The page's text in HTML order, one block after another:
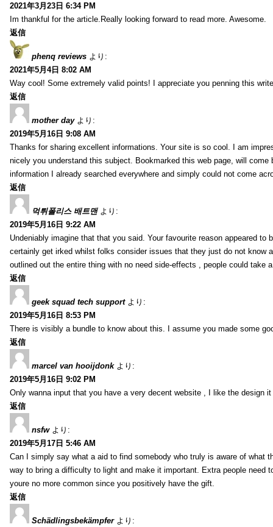
2021年3月23日 6:34 PM
Im thankful for the article.Really looking forward to read more. Awesome.
返信
phenq reviews より:
2021年5月4日 8:02 AM
Way cool! Some extremely valid points! I appreciate you penning this
返信
mother day より:
2019年5月16日 9:08 AM
Thanks for sharing excellent informations. Your site is so cool. I am
nicely you understand this subject. Bookmarked this web page, will
information I already searched everywhere and simply could not come
返信
먹튀폴리스 배트맨 より:
2019年5月16日 9:22 AM
Undeniably imagine that that you said. Your favourite reason appeared
certainly get irked whilst folks consider issues that they just do not know
outlined out the entire thing with no need side-effects , people could take
返信
geek squad tech support より:
2019年5月16日 8:53 PM
There is visibly a bundle to know about this. I assume you made some
返信
marcel van hooijdonk より:
2019年5月16日 9:02 PM
Only wanna input that you have a very decent website , I like the design
返信
nsfw より:
2019年5月17日 5:46 AM
Can I simply say what a aid to find somebody who truly is aware of what
way to bring a difficulty to light and make it important. Extra people
youre no more common since you positively have the gift.
返信
Schädlingsbekämpfer より: